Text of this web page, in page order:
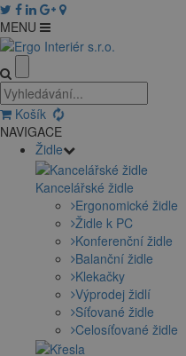
MENU
Košík
NAVIGACE
Židle
Kancelářské židle
Ergonomické židle
Židle k PC
Konferenční židle
Balanční židle
Klekačky
Výprodej židlí
Síťované židle
Celosíťované židle